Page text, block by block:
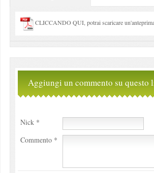
CLICCANDO QUI, potrai scaricare
Aggiungi un commento su questo
Nick *
Commento *